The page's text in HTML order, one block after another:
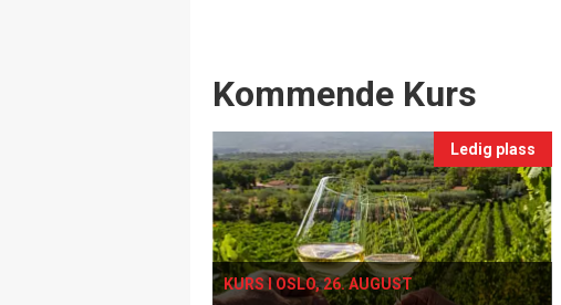
Events
Kommende Kurs
Ledig plass
KURS I OSLO, 26. AUGUST